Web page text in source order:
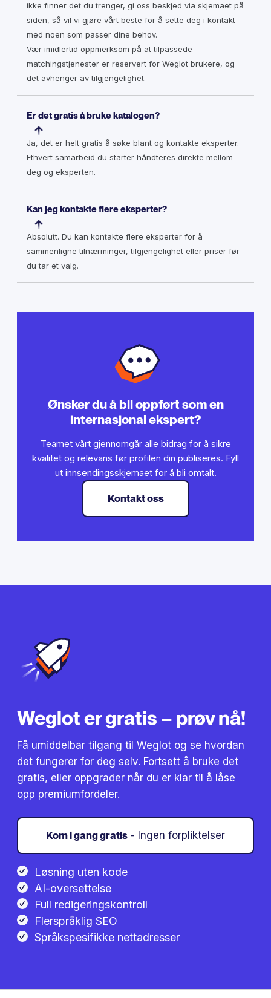
ikke finner det du trenger, gi oss beskjed via skjemaet på
siden, så vil vi gjøre vårt beste for å sette deg i kontakt
med noen som passer dine behov.
Vær imidlertid oppmerksom på at tilpassede
matchingstjenester er reservert for Weglot brukere, og
det avhenger av tilgjengelighet.
Er det gratis å bruke katalogen?
Ja, det er helt gratis å søke blant og kontakte eksperter.
Ethvert samarbeid du starter håndteres direkte mellom
deg og eksperten.
Kan jeg kontakte flere eksperter?
Absolutt. Du kan kontakte flere eksperter for å
sammenligne tilnærminger, tilgjengelighet eller priser før
du tar et valg.
Ønsker du å bli oppført som en
internasjonal ekspert?
Teamet vårt gjennomgår alle bidrag for å sikre
kvalitet og relevans før profilen din publiseres. Fyll
ut innsendingsskjemaet for å bli omtalt.
Kontakt oss
Weglot er gratis – prøv nå!
Få umiddelbar tilgang til Weglot og se hvordan
det fungerer for deg selv. Fortsett å bruke det
gratis, eller oppgrader når du er klar til å låse
opp premiumfordeler.
Kom i gang gratis - Ingen forpliktelser
Løsning uten kode
AI-oversettelse
Full redigeringskontroll
Flerspråklig SEO
Språkspesifikke nettadresser